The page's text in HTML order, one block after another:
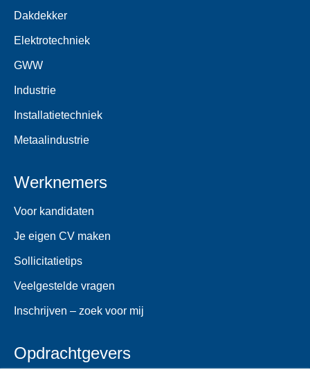
Dakdekker
Elektrotechniek
GWW
Industrie
Installatietechniek
Metaalindustrie
Werknemers
Voor kandidaten
Je eigen CV maken
Sollicitatietips
Veelgestelde vragen
Inschrijven – zoek voor mij
Opdrachtgevers